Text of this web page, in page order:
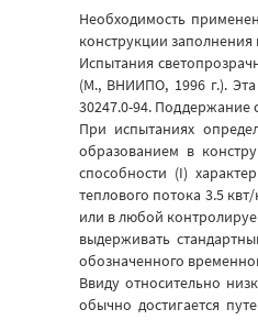
Необходимость
конструкции
Испытания
(М., ВНИИПО, 1996 г.).
30247.0-94. Поддержание
При испытаниях
образованием в
способности (I)
теплового потока 3.5
или в любой
выдерживать
обозначенного
Ввиду относительно
обычно достигается